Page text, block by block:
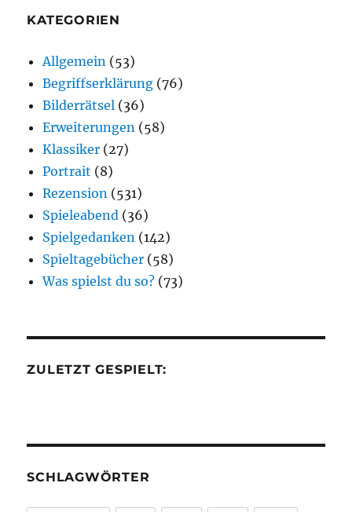
KATEGORIEN
Allgemein (53)
Begriffserklärung (76)
Bilderrätsel (36)
Erweiterungen (58)
Klassiker (27)
Portrait (8)
Rezension (531)
Spieleabend (36)
Spielgedanken (142)
Spieltagebücher (58)
Was spielst du so? (73)
ZULETZT GESPIELT:
SCHLAGWÖRTER